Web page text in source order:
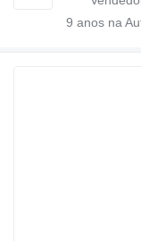
9 anos na